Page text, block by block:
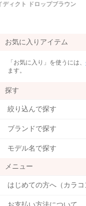
アーティラル
お気に入りアイテム
「お気に入り」を使うには、
ます。
探す
絞り込んで探す
ブランドで探す
モデル名で探す
メニュー
はじめての方へ（カラコ